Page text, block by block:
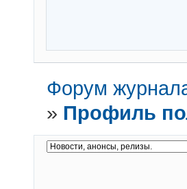
Форум
» Профиль